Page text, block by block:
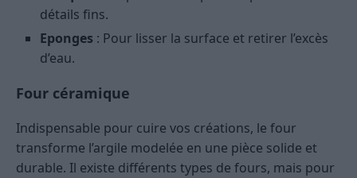
détails fins.
Eponges : Pour lisser la surface et retirer l’excès
d’eau.
Four céramique
Indispensable pour cuire vos créations, le four
transforme l’argile modelée en une pièce solide et
durable. Il existe différents types de fours, mais pour